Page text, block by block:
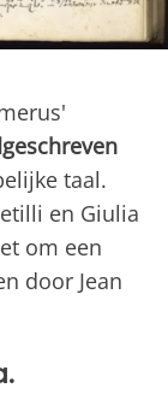
taal.
en Giulia
om een
door Jean